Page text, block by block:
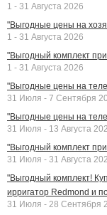
1 - 31 Августа 2026
"Выгодные цены на
1 - 31 Августа 2026
"Выгодный комплект
1 - 31 Августа 2026
"Выгодные цены на
31 Июля - 7 Сентября
"Выгодные цены на
31 Июля - 13 Августа
"Выгодный комплект
31 Июля - 31 Августа
"Выгодный комплект!
ирригатор Redmond и
31 Июля - 28 Сентября